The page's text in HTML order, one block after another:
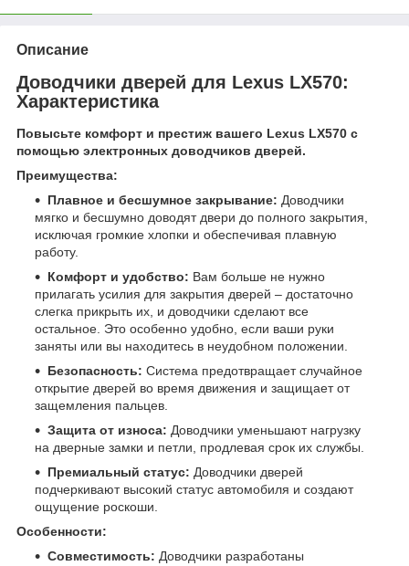
Описание
Доводчики дверей для Lexus LX570:
Характеристика
Повысьте комфорт и престиж вашего Lexus LX570 с
помощью электронных доводчиков дверей.
Преимущества:
Плавное и бесшумное закрывание: Доводчики
мягко и бесшумно доводят двери до полного закрытия,
исключая громкие хлопки и обеспечивая плавную
работу.
Комфорт и удобство: Вам больше не нужно
прилагать усилия для закрытия дверей – достаточно
слегка прикрыть их, и доводчики сделают все
остальное. Это особенно удобно, если ваши руки
заняты или вы находитесь в неудобном положении.
Безопасность: Система предотвращает случайное
открытие дверей во время движения и защищает от
защемления пальцев.
Защита от износа: Доводчики уменьшают нагрузку
на дверные замки и петли, продлевая срок их службы.
Премиальный статус: Доводчики дверей
подчеркивают высокий статус автомобиля и создают
ощущение роскоши.
Особенности:
Совместимость: Доводчики разработаны